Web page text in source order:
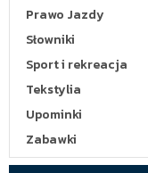
Prawo Jazdy
Słowniki
Sport i rekreacja
Tekstylia
Upominki
Zabawki